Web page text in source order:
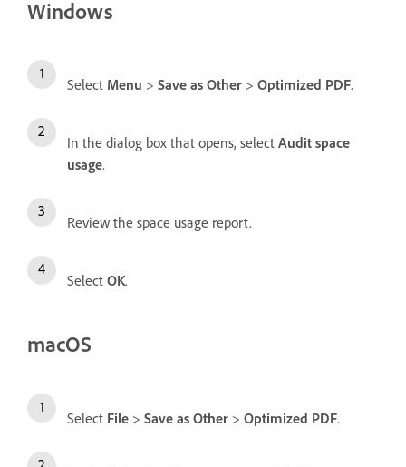
Windows
Select Menu > Save as Other > Optimized PDF.
In the dialog box that opens, select Audit space
usage.
Review the space usage report.
Select OK.
macOS
Select File > Save as Other > Optimized PDF.